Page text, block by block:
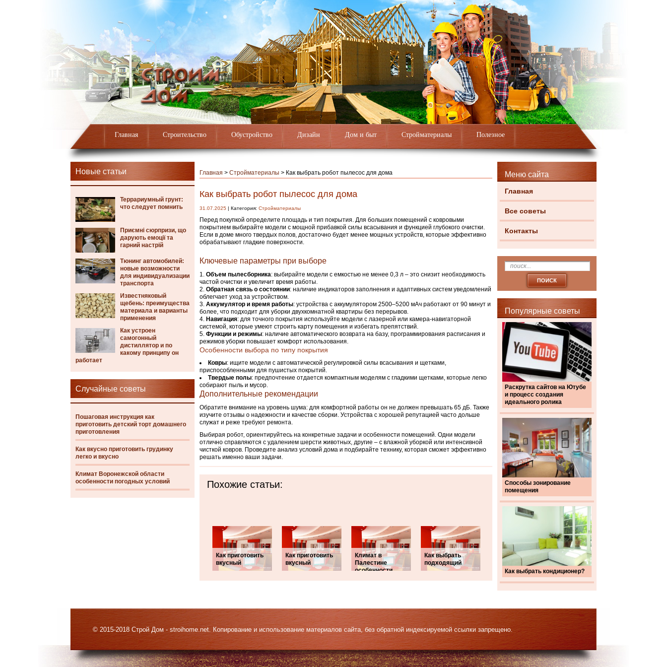
Главная Строительство Обустройство Дизайн Дом и быт Стройматериалы Полезное
Новые статьи
Террариумный грунт:
что следует помнить
Приємні сюрпризи, що
дарують емоції та
гарний настрій
Тюнинг автомобилей:
новые возможности
для индивидуализации
транспорта
Известняковый
щебень: преимущества
материала и варианты
применения
Как устроен
самогонный
дистиллятор и по
какому принципу он
работает
Случайные советы
Пошаговая инструкция как
приготовить детский торт домашнего
приготовления
Как вкусно приготовить грудинку
легко и вкусно
Климат Воронежской области
особенности погодных условий
Меню сайта
Главная
Все советы
Контакты
Популярные советы
Раскрутка сайтов на Ютубе
и процесс создания
идеального ролика
Способы зонирование
помещения
Как выбрать кондиционер?
Главная > Стройматериалы > Как выбрать робот пылесос для дома
Как выбрать робот пылесос для дома
31.07.2025 | Категория: Стройматериалы
Перед покупкой определите площадь и тип покрытия. Для больших помещений с ковровыми
покрытием выбирайте модели с мощной прибавкой силы всасывания и функцией глубокого очистки.
Если в доме много твердых полов, достаточно будет менее мощных устройств, которые эффективно
обрабатывают гладкие поверхности.
Ключевые параметры при выборе
Объем пылесборника: выбирайте модели с емкостью не менее 0,3 л – это снизит необходимость
частой очистки и увеличит время работы.
Обратная связь о состоянии: наличие индикаторов заполнения и адаптивных систем уведомлений
облегчает уход за устройством.
Аккумулятор и время работы: устройства с аккумулятором 2500–5200 мАч работают от 90 минут и
более, что подходит для уборки двухкомнатной квартиры без перерывов.
Навигация: для точного покрытия используйте модели с лазерной или камера-навигаторной
системой, которые умеют строить карту помещения и избегать препятствий.
Функции и режимы: наличие автоматического возврата на базу, программирования расписания и
режимов уборки повышает комфорт использования.
Особенности выбора по типу покрытия
Ковры: ищите модели с автоматической регулировкой силы всасывания и щетками,
приспособленными для пушистых покрытий.
Твердые полы: предпочтение отдается компактным моделям с гладкими щетками, которые легко
собирают пыль и мусор.
Дополнительные рекомендации
Обратите внимание на уровень шума: для комфортной работы он не должен превышать 65 дБ. Также
изучите отзывы о надежности и качестве сборки. Устройства с хорошей репутацией часто дольше
служат и реже требуют ремонта.
Выбирая робот, ориентируйтесь на конкретные задачи и особенности помещений. Одни модели
отлично справляются с удалением шерсти животных, другие – с влажной уборкой или интенсивной
чисткой ковров. Проведите анализ условий дома и подбирайте технику, которая сможет эффективно
решать именно ваши задачи.
Похожие статьи:
Как приготовить
вкусный
Как приготовить
вкусный
Климат в
Палестине
особенности
Как выбрать
подходящий
© 2015-2018 Строй Дом - stroihome.net. Копирование и использование материалов сайта, без обратной индексируемой ссылки запрещено.